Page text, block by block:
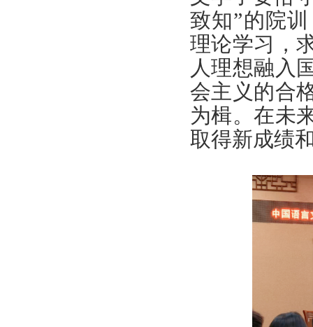
致知”的院
理论学习，
人理想融入
会主义的合
为楫。在未
取得新成绩